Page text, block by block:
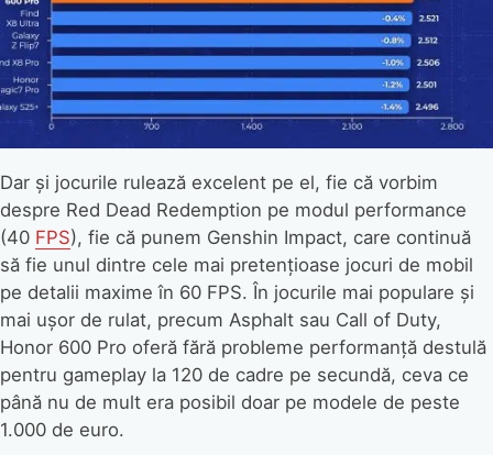
Dar și jocurile rulează excelent pe el, fie că vorbim
despre Red Dead Redemption pe modul performance
(40 FPS), fie că punem Genshin Impact, care continuă
să fie unul dintre cele mai pretențioase jocuri de mobil
pe detalii maxime în 60 FPS. În jocurile mai populare și
mai ușor de rulat, precum Asphalt sau Call of Duty,
Honor 600 Pro oferă fără probleme performanță destulă
pentru gameplay la 120 de cadre pe secundă, ceva ce
până nu de mult era posibil doar pe modele de peste
1.000 de euro.